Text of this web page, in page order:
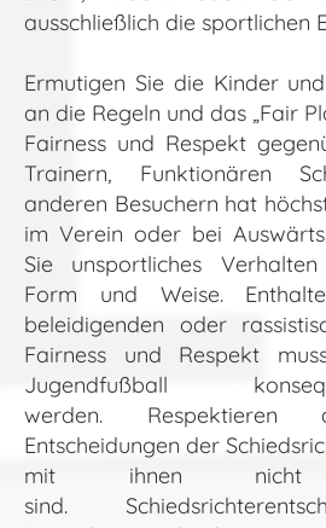
ausschließlich die sportlichen
Ermutigen Sie die Kinder
an die Regeln und das „Fair
Fairness und Respekt
Trainern, Funktionären
anderen Besuchern hat
im Verein oder bei
Sie unsportliches
Form und Weise.
beleidigenden oder
Fairness und Respekt
Jugendfußball
werden.
Entscheidungen der
mit ihnen nicht
sind.